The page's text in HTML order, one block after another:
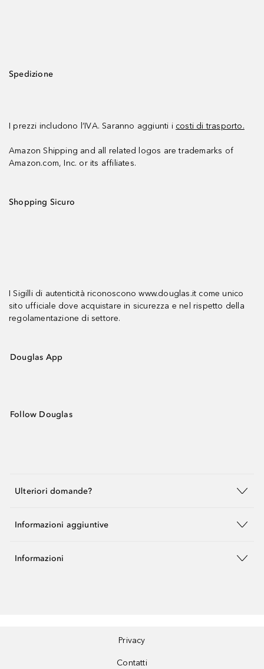
Spedizione
I prezzi includono l’IVA. Saranno aggiunti i costi di trasporto.
Amazon Shipping and all related logos are trademarks of
Amazon.com, Inc. or its affiliates.
Shopping Sicuro
I Sigilli di autenticità riconoscono www.douglas.it come unico
sito ufficiale dove acquistare in sicurezza e nel rispetto della
regolamentazione di settore.
Douglas App
Follow Douglas
Ulteriori domande?
Informazioni aggiuntive
Informazioni
Privacy
Contatti